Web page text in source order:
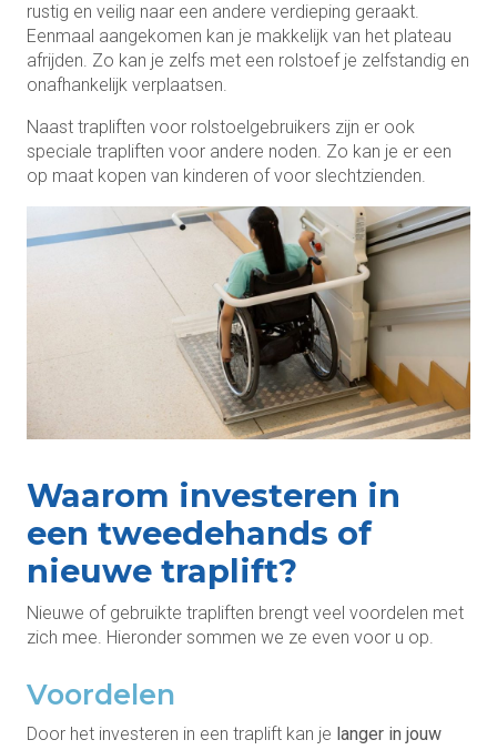
rustig en veilig naar een andere verdieping geraakt.
Eenmaal aangekomen kan je makkelijk van het plateau
afrijden. Zo kan je zelfs met een rolstoef je zelfstandig en
onafhankelijk verplaatsen.
Naast trapliften voor rolstoelgebruikers zijn er ook
speciale trapliften voor andere noden. Zo kan je er een
op maat kopen van kinderen of voor slechtzienden.
Waarom investeren in
een tweedehands of
nieuwe traplift?
Nieuwe of gebruikte trapliften brengt veel voordelen met
zich mee. Hieronder sommen we ze even voor u op.
Voordelen
Door het investeren in een traplift kan je langer in jouw